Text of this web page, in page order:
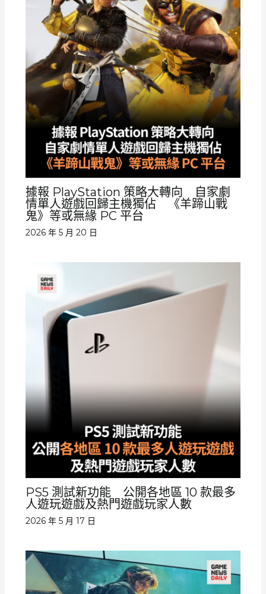
據報 PlayStation 策略大轉向 自家劇
情單人遊戲回歸主機獨佔 《羊蹄山戰
鬼》等或無緣 PC 平台
2026 年 5 月 20 日
PS5 測試新功能 公開各地區 10 款最多
人遊玩遊戲及熱門遊戲玩家人數
2026 年 5 月 17 日